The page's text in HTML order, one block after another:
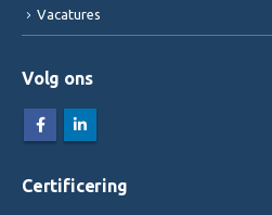
Vacatures
Volg ons
Certificering